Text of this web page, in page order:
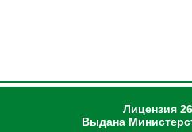
Лицензия
Выдана